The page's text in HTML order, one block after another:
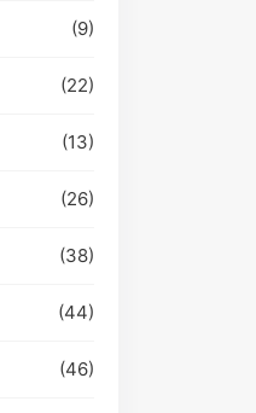
(9)
(22)
(13)
(26)
(38)
(44)
(46)